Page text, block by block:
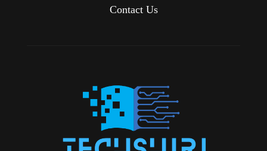
Contact Us